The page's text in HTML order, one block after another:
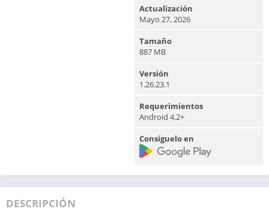
Actualización
Mayo 27, 2026
Tamaño
887 MB
Versión
1.26.23.1
Requerimientos
Android 4.2+
Consíguelo en
DESCRIPCIÓN